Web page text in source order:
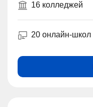
16 колледжей
20 онлайн-школ